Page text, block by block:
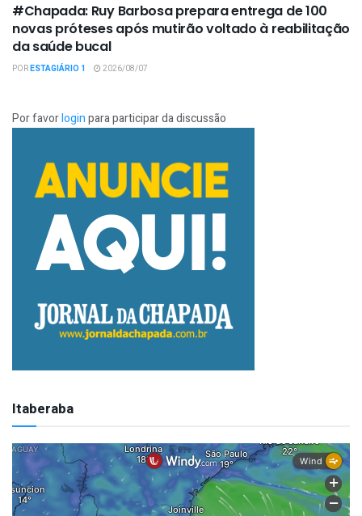
#Chapada: Ruy Barbosa prepara entrega de 100
novas próteses após mutirão voltado à reabilitação
da saúde bucal
PORESTAGIÁRIO 1 2026/08/07
Por favorloginpara participar da discussão
Itaberaba